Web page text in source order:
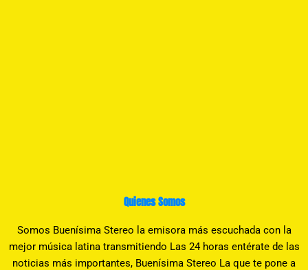
Quienes Somos
Somos Buenísima Stereo la emisora más escuchada con la
mejor música latina transmitiendo Las 24 horas entérate de las
noticias más importantes, Buenísima Stereo La que te pone a